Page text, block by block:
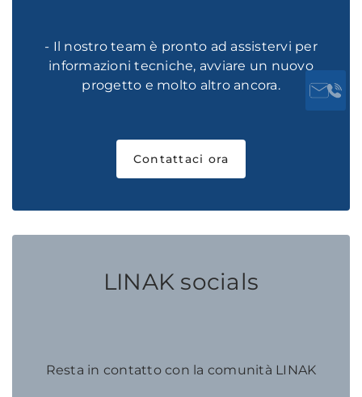
- Il nostro team è pronto ad assistervi per
informazioni tecniche, avviare un nuovo
progetto e molto altro ancora.
Contattaci ora
LINAK socials
Resta in contatto con la comunità LINAK